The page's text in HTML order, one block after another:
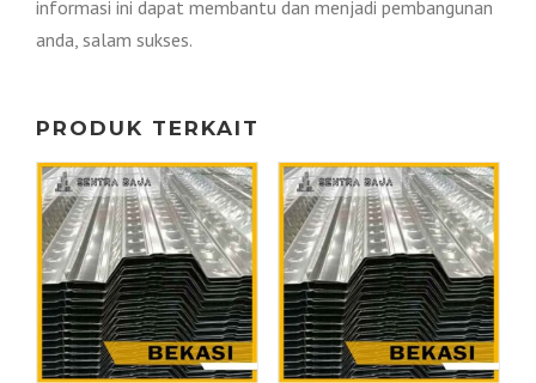
informasi ini dapat membantu dan menjadi pembangunan
anda, salam sukses.
PRODUK TERKAIT